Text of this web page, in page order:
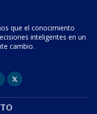
que el conocimiento
inteligentes en un
cambio.